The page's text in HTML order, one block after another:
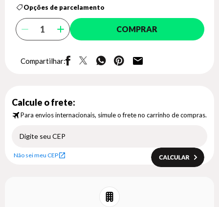
Opções de parcelamento
COMPRAR
Compartilhar:
Calcule o frete:
Para envios internacionais, simule o frete no carrinho de compras.
Não sei meu CEP